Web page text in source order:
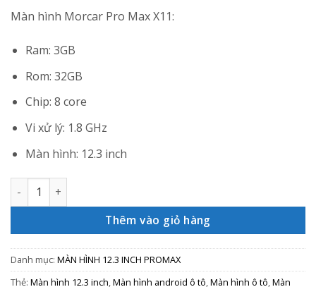
gốc
là:
Màn hình Morcar Pro Max X11:
Ram: 3GB
Rom: 32GB
Chip: 8 core
Vi xử lý: 1.8 GHz
Màn hình: 12.3 inch
MORCAR X11 số lượng
Thêm vào giỏ hàng
Danh mục: MÀN HÌNH 12.3 INCH PROMAX
Thẻ: Màn hình 12.3 inch,Màn hình android ô tô,Màn hình ô tô,Màn